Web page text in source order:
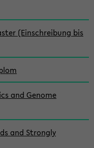
(Einschreibung bis
and Genome
and Strongly